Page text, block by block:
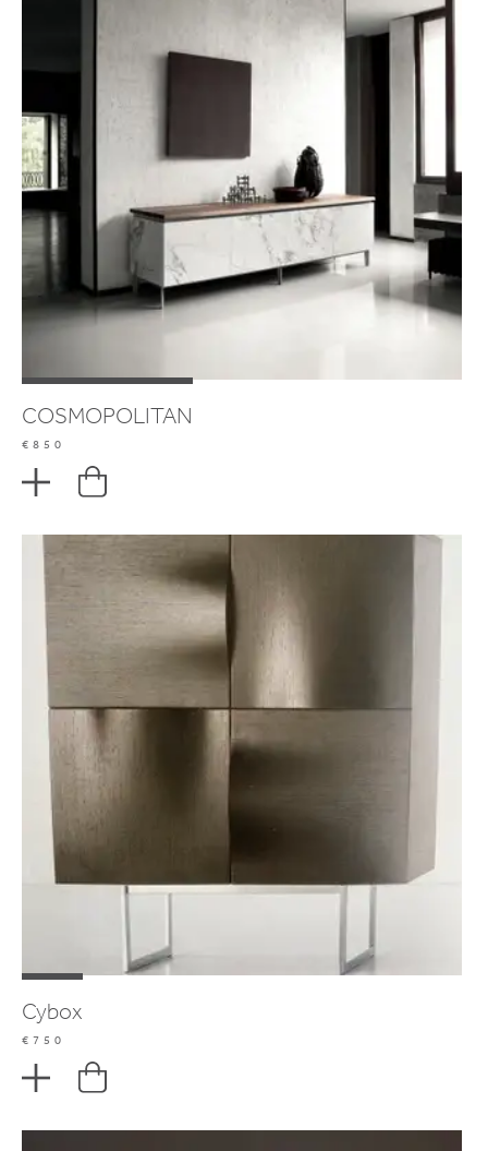
COSMOPOLITAN
€850
Cybox
€750